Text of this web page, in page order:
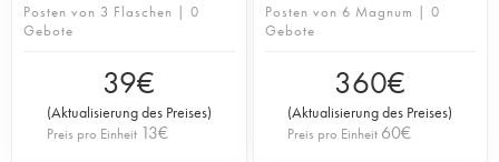
Posten von 3 Flaschen | 0
Gebote
39€
(Aktualisierung des Preises)
Preis pro Einheit 13€
Posten von 6 Magnum | 0
Gebote
360€
(Aktualisierung des Preises)
Preis pro Einheit 60€